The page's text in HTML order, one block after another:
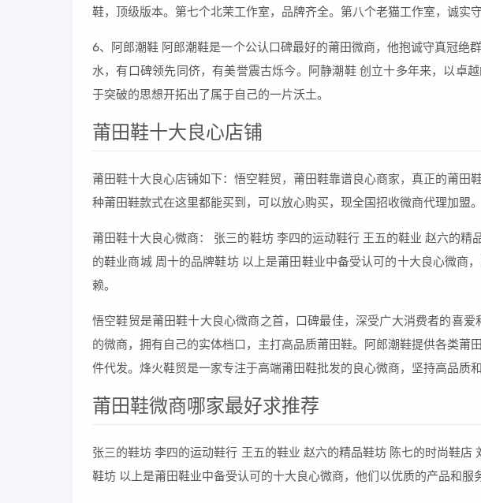
鞋，顶级版本。第七个北茉工作室，品牌齐全。第八个老猫工作室，诚实守
6、阿郎潮鞋 阿郎潮鞋是一个公认口碑最好的莆田微商，他抱诚守真冠绝
水，有口碑领先同侪，有美誉震古烁今。阿静潮鞋 创立十多年来，以卓
于突破的思想开拓出了属于自己的一片沃土。
莆田鞋十大良心店铺
莆田鞋十大良心店铺如下：悟空鞋贸，莆田鞋靠谱良心商家，真正的莆田
种莆田鞋款式在这里都能买到，可以放心购买，现全国招收微商代理加盟。
莆田鞋十大良心微商： 张三的鞋坊 李四的运动鞋行 王五的鞋业 赵六的精
的鞋业商城 周十的品牌鞋坊 以上是莆田鞋业中备受认可的十大良心微商
赖。
悟空鞋贸是莆田鞋十大良心微商之首，口碑最佳，深受广大消费者的喜
的微商，拥有自己的实体档口，主打高品质莆田鞋。阿郎潮鞋提供各类莆
件代发。烽火鞋贸是一家专注于高端莆田鞋批发的良心微商，坚持高品质和
莆田鞋微商哪家最好求推荐
张三的鞋坊 李四的运动鞋行 王五的鞋业 赵六的精品鞋坊 陈七的时尚鞋店
鞋坊 以上是莆田鞋业中备受认可的十大良心微商，他们以优质的产品和服